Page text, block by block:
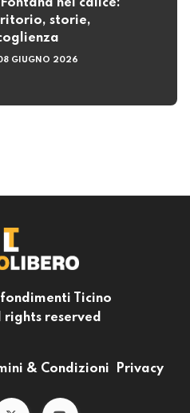
Fontana nel calice:
storie,
GIUGNO 2026
Ticino
reserved
& Condizioni Privacy